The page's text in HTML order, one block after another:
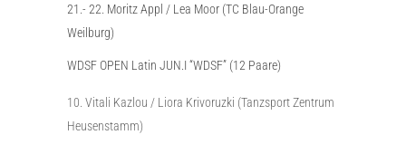
21.- 22. Moritz Appl / Lea Moor (TC Blau-Orange
Weilburg)
WDSF OPEN Latin JUN.I “WDSF” (12 Paare)
Vitali Kazlou / Liora Krivoruzki (Tanzsport Zentrum
Heusenstamm)